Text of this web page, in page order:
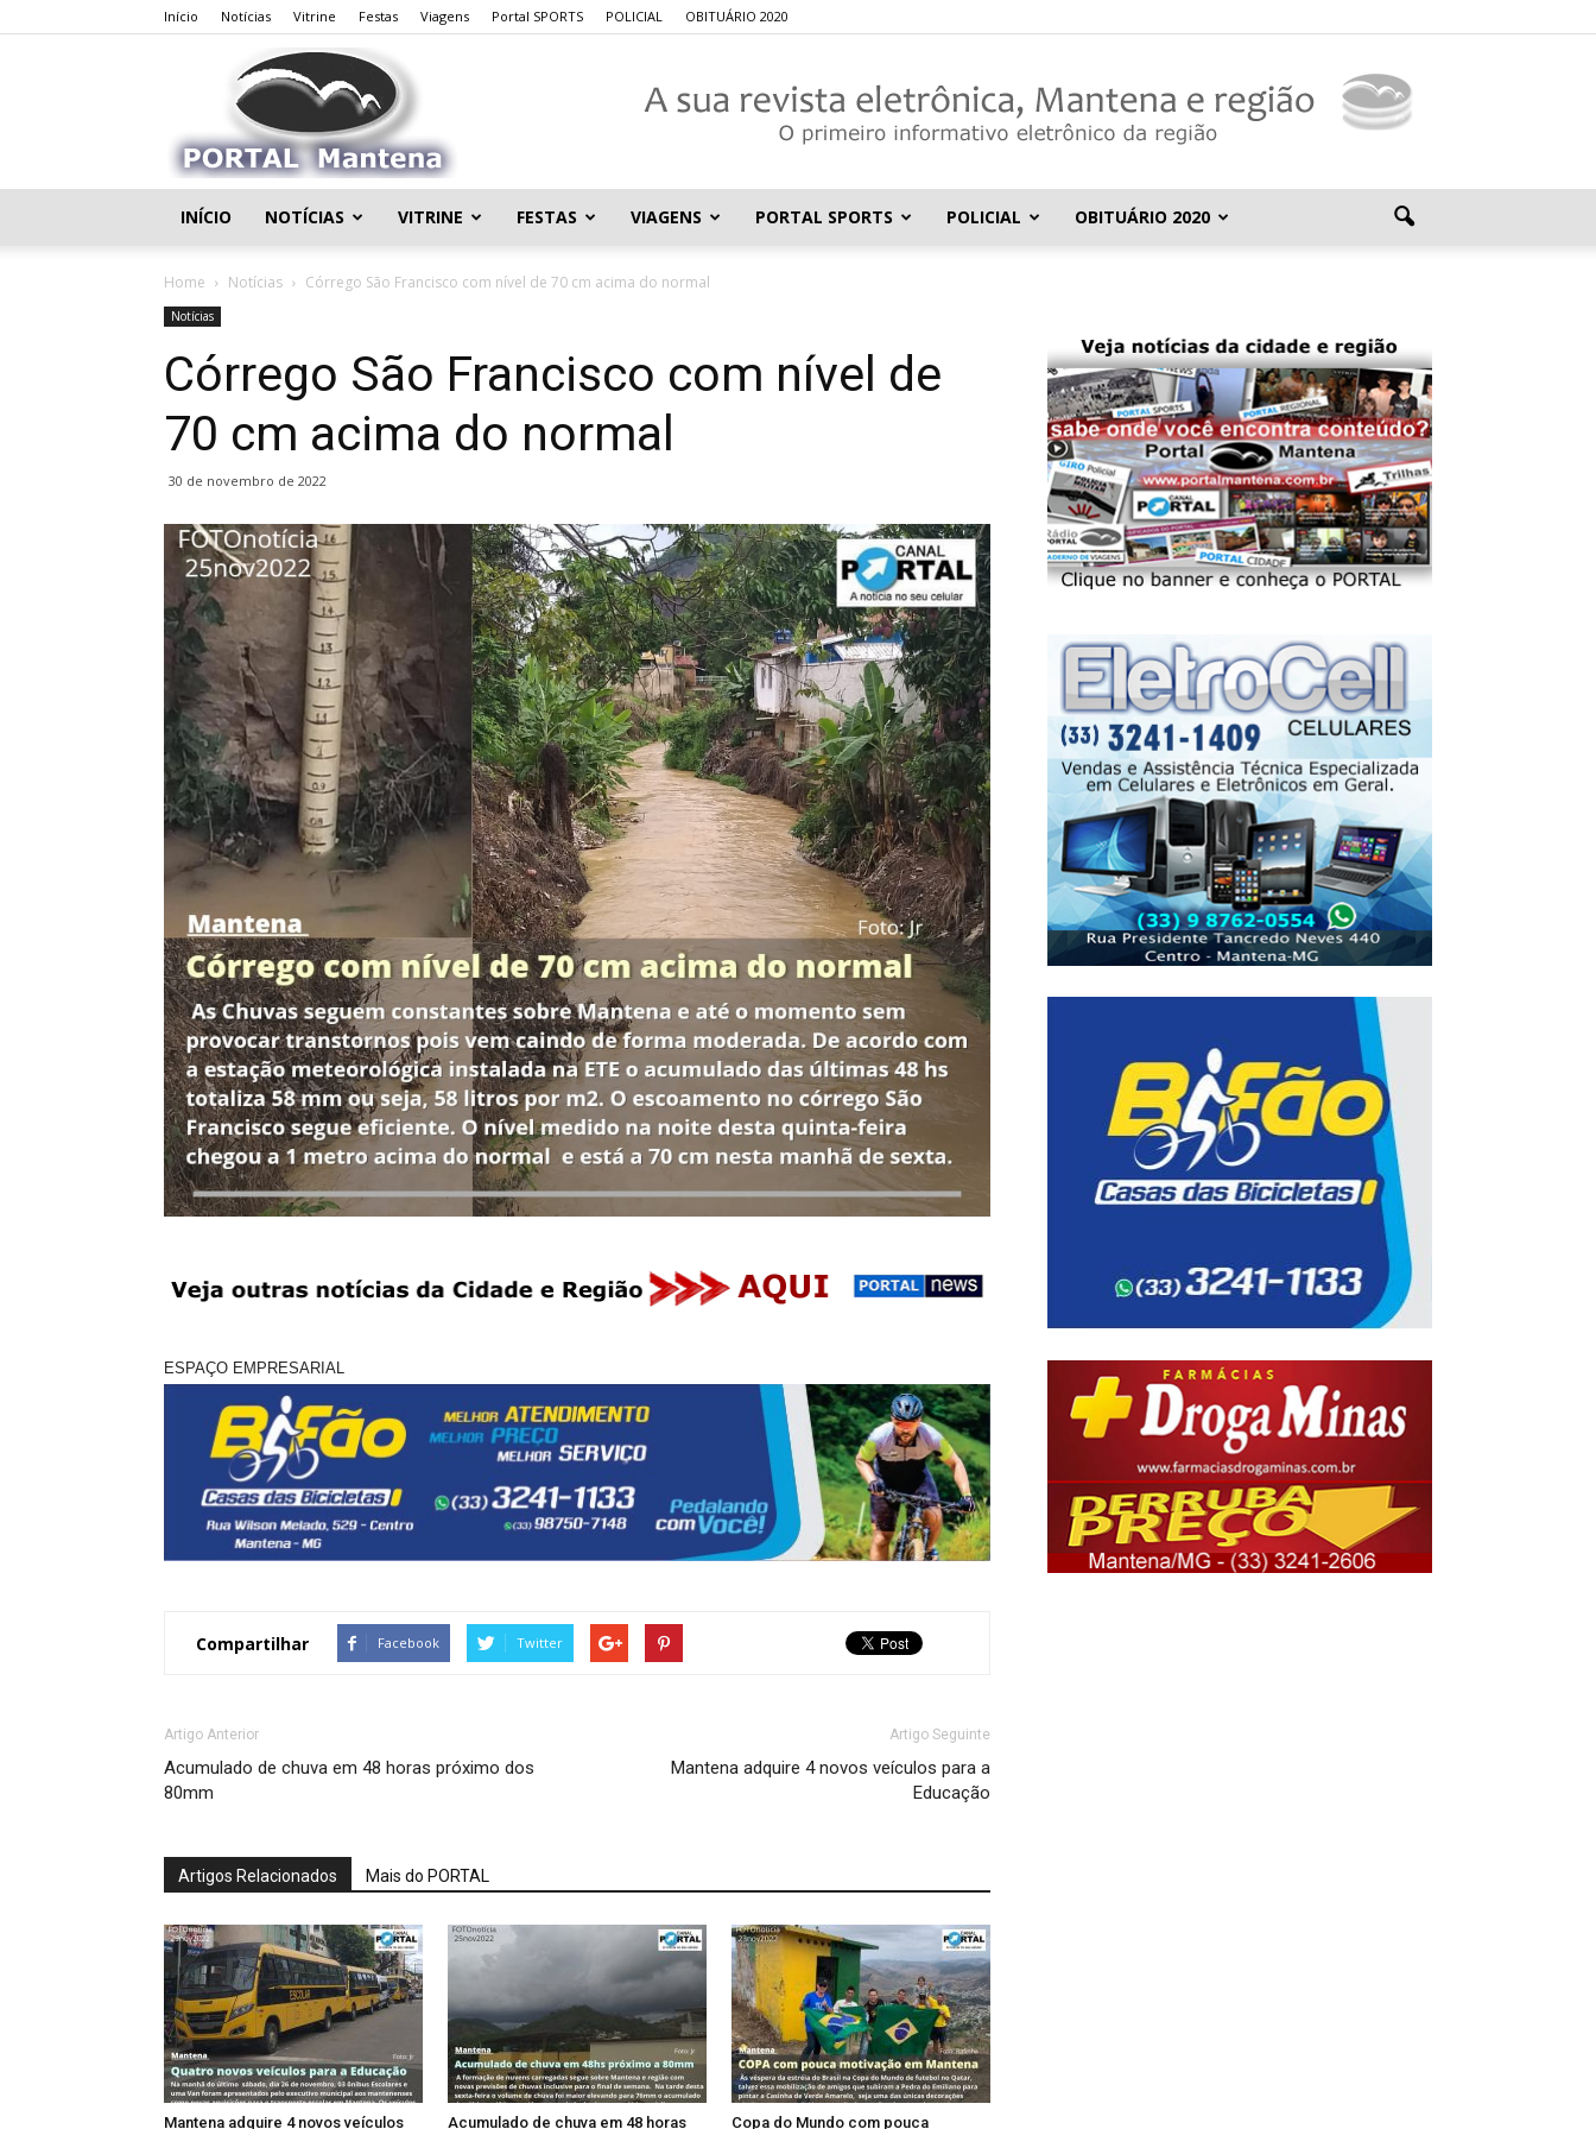
Início Notícias Vitrine Festas Viagens Portal SPORTS POLICIAL OBITUÁRIO 2020
INÍCIO NOTÍCIAS VITRINE FESTAS VIAGENS PORTAL SPORTS POLICIAL OBITUÁRIO 2020
Home Notícias Córrego São Francisco com nível de 70 cm acima do normal
Notícias
Córrego São Francisco com nível de
70 cm acima do normal
30 de novembro de 2022
ESPAÇO EMPRESARIAL
Compartilhar Facebook Twitter
Artigo Anterior
Acumulado de chuva em 48 horas próximo dos
80mm
Artigo Seguinte
Mantena adquire 4 novos veículos para a
Educação
Artigos Relacionados Mais do PORTAL
Mantena adquire 4 novos veículos Acumulado de chuva em 48 horas Copa do Mundo com pouca